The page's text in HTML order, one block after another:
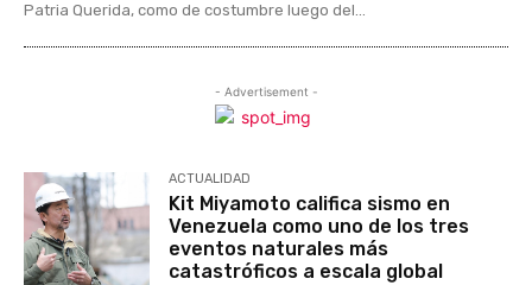
Patria Querida, como de costumbre luego del...
- Advertisement -
ACTUALIDAD
Kit Miyamoto califica sismo en
Venezuela como uno de los tres
eventos naturales más
catastróficos a escala global